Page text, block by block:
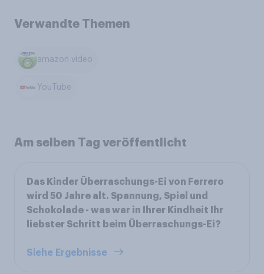
Verwandte Themen
amazon video
YouTube
Am selben Tag veröffentlicht
Das Kinder Überraschungs-Ei von Ferrero
wird 50 Jahre alt. Spannung, Spiel und
Schokolade - was war in Ihrer Kindheit Ihr
liebster Schritt beim Überraschungs-Ei?
Siehe Ergebnisse